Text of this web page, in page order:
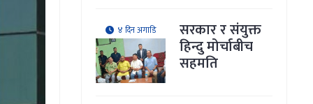
४ दिन अगाडि सरकार र संयुक्त
हिन्दु मोर्चाबीच
सहमति